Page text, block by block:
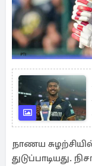
நாணய
துடுப்பாடியது.